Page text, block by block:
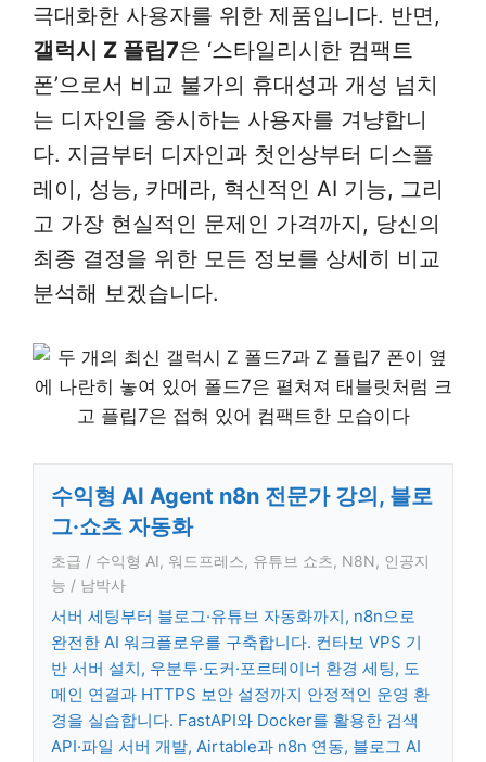
극대화한 사용자를 위한 제품입니다. 반면,
갤럭시 Z 플립7은 ‘스타일리시한 컴팩트
폰’으로서 비교 불가의 휴대성과 개성 넘치
는 디자인을 중시하는 사용자를 겨냥합니
다. 지금부터 디자인과 첫인상부터 디스플
레이, 성능, 카메라, 혁신적인 AI 기능, 그리
고 가장 현실적인 문제인 가격까지, 당신의
최종 결정을 위한 모든 정보를 상세히 비교
분석해 보겠습니다.
수익형 AI Agent n8n 전문가 강의, 블로
그·쇼츠 자동화
초급 / 수익형 AI, 워드프레스, 유튜브 쇼츠, N8N, 인공지
능 / 남박사
서버 세팅부터 블로그·유튜브 자동화까지, n8n으로
완전한 AI 워크플로우를 구축합니다. 컨타보 VPS 기
반 서버 설치, 우분투·도커·포르테이너 환경 세팅, 도
메인 연결과 HTTPS 보안 설정까지 안정적인 운영 환
경을 실습합니다. FastAPI와 Docker를 활용한 검색
API·파일 서버 개발, Airtable과 n8n 연동, 블로그 AI